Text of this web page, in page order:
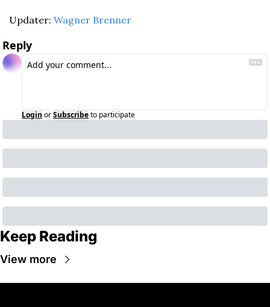
Updater: Wagner Brenner
Reply
Login orSubscribeto participate
Keep Reading
View more